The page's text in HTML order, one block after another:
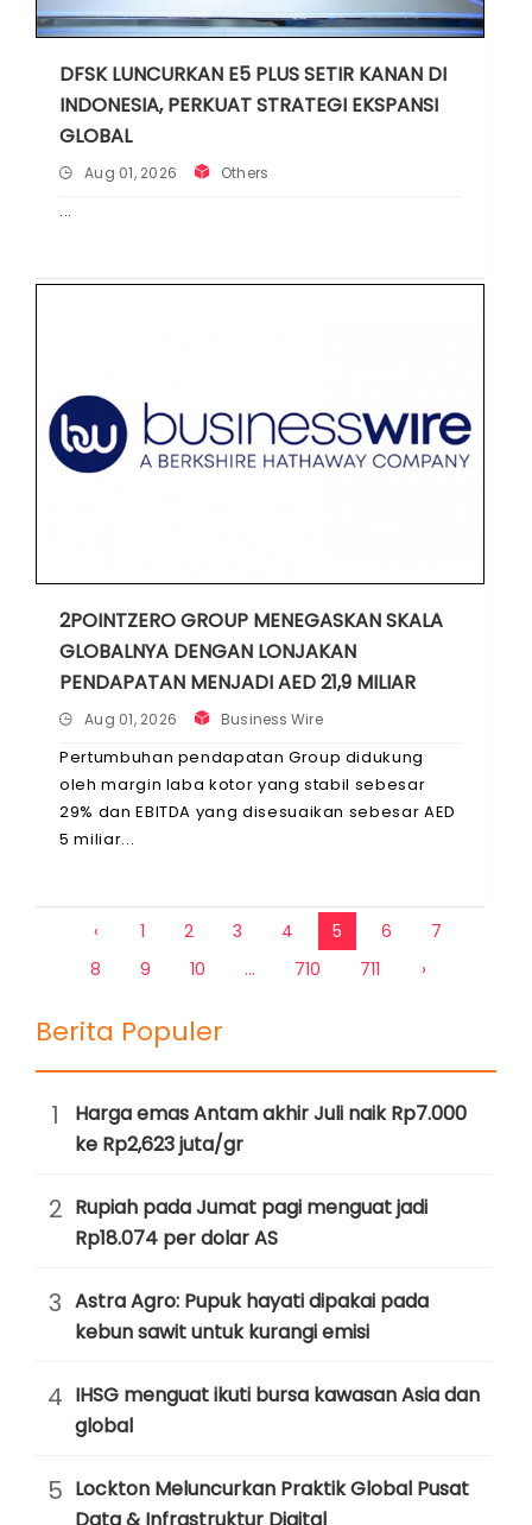
DFSK LUNCURKAN E5 PLUS SETIR KANAN DI
INDONESIA, PERKUAT STRATEGI EKSPANSI
GLOBAL
Aug 01, 2026 Others
2POINTZERO GROUP MENEGASKAN SKALA
GLOBALNYA DENGAN LONJAKAN
PENDAPATAN MENJADI AED 21,9 MILIAR
Aug 01, 2026 Business Wire
Pertumbuhan pendapatan Group didukung
oleh margin laba kotor yang stabil sebesar
29% dan EBITDA yang disesuaikan sebesar AED
5 miliar
‹ 1 2 3 4 5 6
7
8
9 10 ... 710 711 ›
Berita Populer
1
Harga emas Antam akhir Juli naik Rp7.000
ke Rp2,623 juta/gr
2 Rupiah pada Jumat pagi menguat jadi
Rp18.074 per dolar AS
3 Astra Agro: Pupuk hayati dipakai pada
kebun sawit untuk kurangi emisi
4 IHSG menguat ikuti bursa kawasan Asia dan
global
5 Lockton Meluncurkan Praktik Global Pusat
Data & Infrastruktur Digital